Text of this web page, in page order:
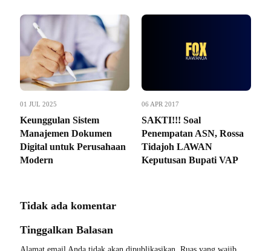
01 JUL 2025
Keunggulan Sistem
Manajemen Dokumen
Digital untuk Perusahaan
Modern
06 APR 2017
SAKTI!!! Soal
Penempatan ASN, Rossa
Tidajoh LAWAN
Keputusan Bupati VAP
Tidak ada komentar
Tinggalkan Balasan